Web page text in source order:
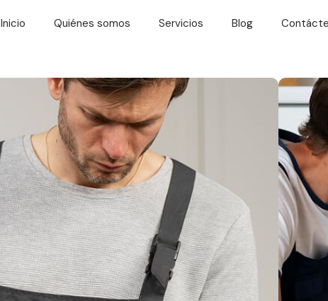
Inicio Quiénes somos Servicios Blog